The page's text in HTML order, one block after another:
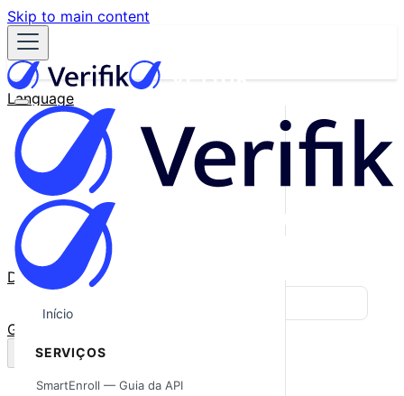
Skip to main content
Language
English
Español
Français
Português
한국어
日本語
中文
Docs
GitHub
Início
SERVIÇOS
SmartEnroll — Guia da API